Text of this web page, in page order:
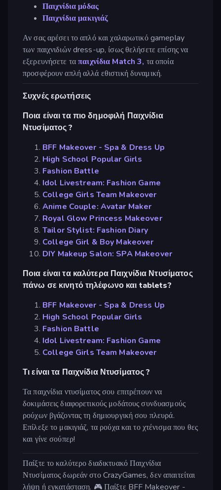
Παιχνίδια μόδας
Παιχνίδια μακιγιάζ
Αν σας αρέσει το απλό και χαλαρωτικό gameplay
των παιχνιδιών dress-up, ίσως θελήσετε επίσης να
εξερευνήσετε ταπαιχνίδια Match 3, τα οποία
προσφέρουν απλή αλλά εθιστική δυναμική.
Συχνές ερωτήσεις
Ποια είναι τα πιο δημοφιλή Παιχνίδια
Ντυσίματος ?
BFF Makeover - Spa & Dress Up
High School Popular Girls
Fashion Battle
Idol Livestream: Fashion Game
College Girls Team Makeover
Anime Couple: Avatar Maker
Royal Glow Princess Makeover
Tailor Stylist: Fashion Diary
College Girl & Boy Makeover
DIY Makeup Salon: SPA Makeover
Ποια είναι τα καλύτερα Παιχνίδια Ντυσίματος
πάνω σε κινητό τηλέφωνο και tablets?
BFF Makeover - Spa & Dress Up
High School Popular Girls
Fashion Battle
Idol Livestream: Fashion Game
College Girls Team Makeover
Τι είναι τα Παιχνίδια Ντυσίματος ?
Τα παιχνίδια ντυσίματος σου επιτρέπουν να
δοκιμάσεις διαφορετικούς μοδάτους συνδυασμούς
ρούχων βγάζοντας τη δημιουργική σου πλευρά.
Επίλεξε το μακιγιάζ, τα ρούχα και το χτένισμα που θες
και γίνε σούπερ!
Παίξτε το καλύτερο διαδικτυακό Παιχνίδια
Ντυσίματος δωρεάν στο CrazyGames, δεν απαιτείται
λήψη ή εγκατάσταση. 🎮 Παίξτε BFF Makeover -